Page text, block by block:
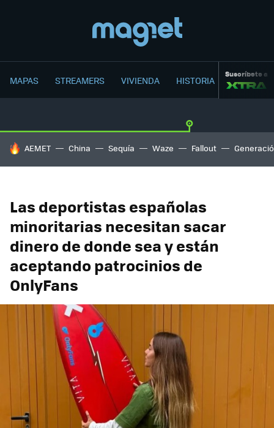
MAPAS STREAMERS VIVIENDA HISTORIA Suscríbete a
HOY SE HABLA DE
AEMET China Sequía Waze Fallout
Las deportistas españolas
minoritarias necesitan sacar
dinero de donde sea y están
aceptando patrocinios de
OnlyFans